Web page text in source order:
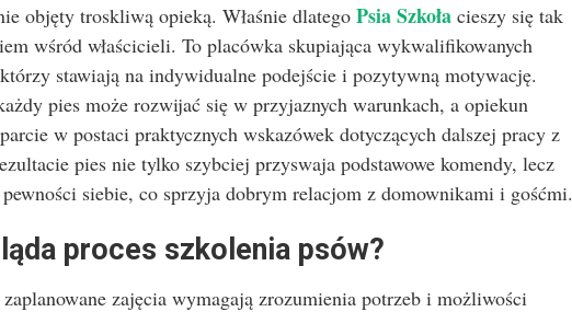
objęty troskliwą opieką. Właśnie dlatego Psia Szkoła cieszy się tak
wśród właścicieli. To placówka skupiająca wykwalifikowanych
stawiają na indywidualne podejście i pozytywną motywację.
pies może rozwijać się w przyjaznych warunkach, a opiekun
w postaci praktycznych wskazówek dotyczących dalszej pracy z
pies nie tylko szybciej przyswaja podstawowe komendy, lecz
siebie, co sprzyja dobrym relacjom z domownikami i gośćmi.
proces szkolenia psów?
zajęcia wymagają zrozumienia potrzeb i możliwości